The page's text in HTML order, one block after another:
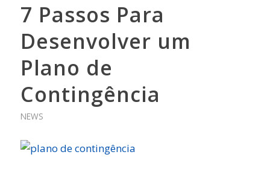
7 Passos Para
Desenvolver um
Plano de
Contingência
NEWS